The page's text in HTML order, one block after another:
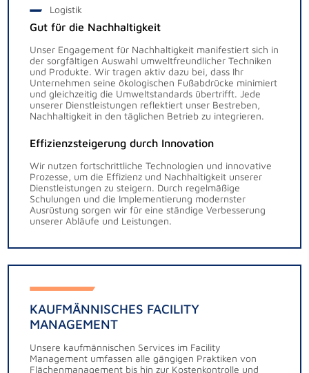
Logistik
Gut für die Nachhaltigkeit
Unser Engagement für Nachhaltigkeit manifestiert sich in
der sorgfältigen Auswahl umweltfreundlicher Techniken
und Produkte. Wir tragen aktiv dazu bei, dass Ihr
Unternehmen seine ökologischen Fußabdrücke minimiert
und gleichzeitig die Umweltstandards übertrifft. Jede
unserer Dienstleistungen reflektiert unser Bestreben,
Nachhaltigkeit in den täglichen Betrieb zu integrieren.
Effizienzsteigerung durch Innovation
Wir nutzen fortschrittliche Technologien und innovative
Prozesse, um die Effizienz und Nachhaltigkeit unserer
Dienstleistungen zu steigern. Durch regelmäßige
Schulungen und die Implementierung modernster
Ausrüstung sorgen wir für eine ständige Verbesserung
unserer Abläufe und Leistungen.
KAUFMÄNNISCHES FACILITY
MANAGEMENT
Unsere kaufmännischen Services im Facility
Management umfassen alle gängigen Praktiken von
Flächenmanagement bis hin zur Kostenkontrolle und